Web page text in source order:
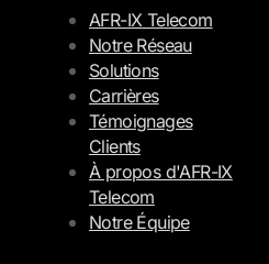
AFR-IX Telecom
Notre Réseau
Solutions
Carrières
Témoignages
Clients
À propos d'AFR-IX
Telecom
Notre Équipe